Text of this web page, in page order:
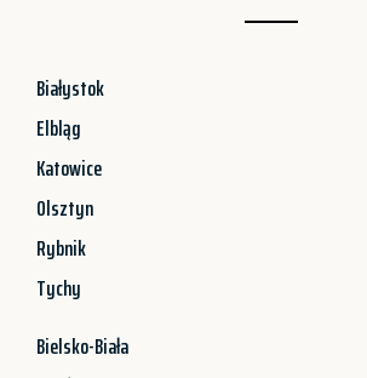
Białystok
Elbląg
Katowice
Olsztyn
Rybnik
Tychy
Bielsko-Biała